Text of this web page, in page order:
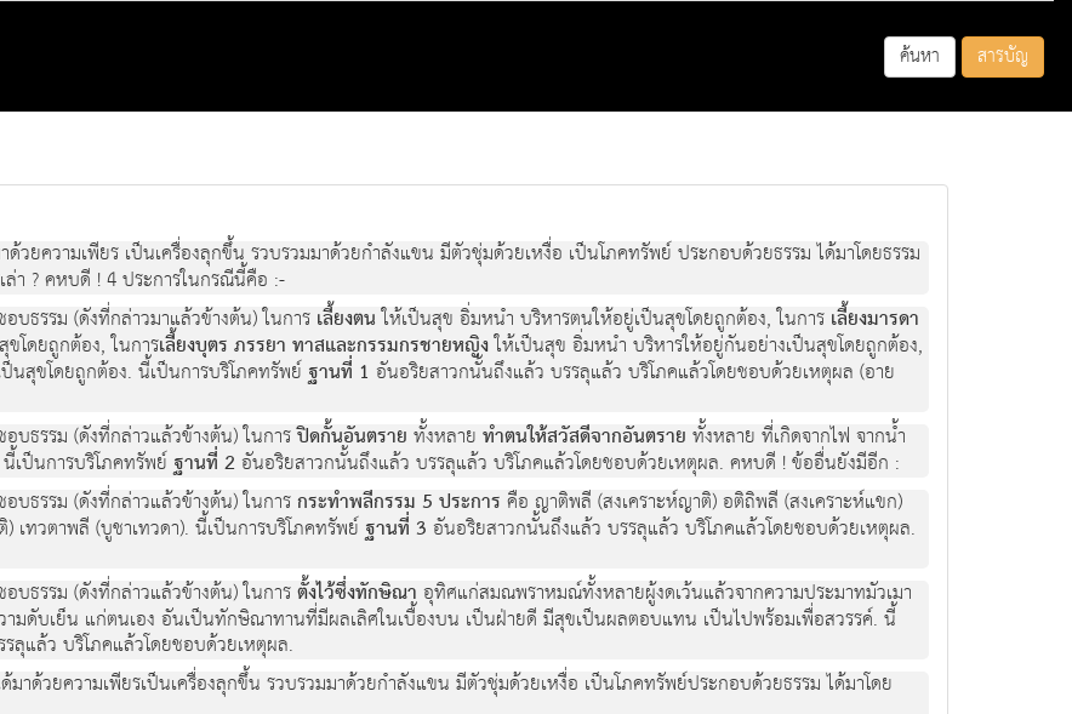
ค้นหา สารบัญ
วยความเพียร เป็นเครื่องลุกขึ้น รวบรวมมาด้วยกำลังแขน มีตัวชุ่มด้วยเหงื่อ เป็นโภคทรัพย์ ประกอบด้วยธรรม ได้มาโดยธรรม
ล่า ? คหบดี ! 4 ประการในกรณีนี้คือ :-
บธรรม (ดังที่กล่าวมาแล้วข้างต้น) ในการ เลี้ยงตนให้เป็นสุข อิ่มหนำ บริหารตนให้อยู่เป็นสุขโดยถูกต้อง, ในการ เลี้ยงมารดา
โดยถูกต้อง, ในการเลี้ยงบุตร ภรรยา ทาสและกรรมกรชายหญิงให้เป็นสุข อิ่มหนำ บริหารให้อยู่กันอย่างเป็นสุขโดยถูกต้อง,
นสุขโดยถูกต้อง. นี้เป็นการบริโภคทรัพย์ฐานที่ 1 อันอริยสาวกนั้นถึงแล้ว บรรลุแล้ว บริโภคแล้วโดยชอบด้วยเหตุผล (อาย
บธรรม (ดังที่กล่าวแล้วข้างต้น) ในการปิดกั้นอันตราย ทั้งหลายทำตนให้สวัสดีจากอันตราย ทั้งหลาย ที่เกิดจากไฟ จากน้ำ
เป็นการบริโภคทรัพย์ฐานที่ 2อันอริยสาวกนั้นถึงแล้ว บรรลุแล้ว บริโภคแล้วโดยชอบด้วยเหตุผล. คหบดี ! ข้ออื่นยังมีอีก :
บธรรม (ดังที่กล่าวแล้วข้างต้น) ในการกระทำพลีกรรม 5 ประการ คือ ญาติพลี (สงเคราะห์ญาติ) อติถิพลี (สงเคราะห์แขก)
เทวตาพลี (บูชาเทวดา). นี้เป็นการบริโภคทรัพย์ฐานที่ 3 อันอริยสาวกนั้นถึงแล้ว บรรลุแล้ว บริโภคแล้วโดยชอบด้วยเหตุผล.
บธรรม (ดังที่กล่าวแล้วข้างต้น) ในการตั้งไว้ซึ่งทักษิณาอุทิศแก่สมณพราหมณ์ทั้งหลายผู้งดเว้นแล้วจากความประมาทมัวเมา
มดับเย็น แก่ตนเอง อันเป็นทักษิณาทานที่มีผลเลิศในเบื้องบน เป็นฝ่ายดี มีสุขเป็นผลตอบแทน เป็นไปพร้อมเพื่อสวรรค์. นี้
ลุแล้ว บริโภคแล้วโดยชอบด้วยเหตุผล.
ด้วยความเพียรเป็นเครื่องลุกขึ้น รวบรวมมาด้วยกำลังแขน มีตัวชุ่มด้วยเหงื่อ เป็นโภคทรัพย์ประกอบด้วยธรรม ได้มาโดย